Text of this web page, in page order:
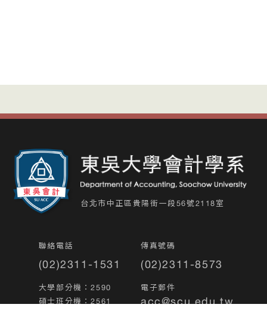
台北市中正區貴陽街一段56號2118室
聯絡電話
(02)2311-1531
大學部分機：2590
碩士班分機：2561
傳真號碼
(02)2311-8573
電子郵件
acc@scu.edu.tw